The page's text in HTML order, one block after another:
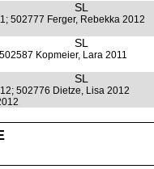
SL
502777 Ferger, Rebekka 2012
SL
Kopmeier, Lara 2011
SL
502776 Dietze, Lisa 2012